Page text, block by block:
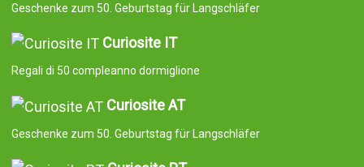
Geschenke zum 50. Geburtstag für Langschläfer
Curiosite IT
Regali di 50 compleanno dormiglione
Curiosite AT
Geschenke zum 50. Geburtstag für Langschläfer